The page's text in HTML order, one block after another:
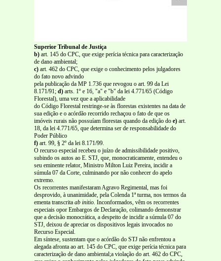
Superior Tribunal de Justiça
b) art. 145 do CPC, que exige perícia técnica para caracterização
de dano ambiental;
c) art. 462 do CPC, que exige o conhecimento pelos julgadores
do fato novo advindo
pela publicação da MP 1.736 que revogou o art. 99 da Lei
8.171/91; d) arts. 1º e 16, "a" e "b" da lei 4.771/65 (Código
Florestal), uma vez que a aplicabilidade
do Código Florestal restringe-se às florestas existentes na data de
sua edição e o acórdão recorrido rechaçou o fato de que os
imóveis rurais não possuíam florestas quando da edição do e) art.
18, da lei 4.771/65, que determina ser de responsabilidade do
Poder Público
f) art. 99, § 2º da lei 8.171/99.
O recurso especial recebeu o juízo de admissibilidade positivo,
subindo os autos ao E. STJ, que, monocraticamente, entendeu o
seu eminente relator, Ministro Milton Luiz Pereira, incidir a
súmula 07 da Corte, culminando por não conhecer do apelo
extremo.
Os recorrentes manifestaram Agravo Regimental, mas foi
desprovido, à unanimidade, pela Colenda 1ª turma, nos termos da
ementa transcrita ab initio. Inconformados, vêm os recorrentes
especiais opor Embargos de Declaração, colimando demonstrar
que a decisão monocrática, a despeito de incidir a súmula 07 do
STJ, deixou de apreciar os dispositivos legais invocados no
Recurso Especial.
Em síntese, sustentam que o acórdão do STJ não enfrentou a
alegada afronta ao art. 145 do CPC, que exige perícia técnica para
caracterização de dano ambiental;a violação do art. 462 do CPC,